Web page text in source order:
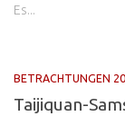
Es...
BETRACHTUNGEN
Taijiquan-